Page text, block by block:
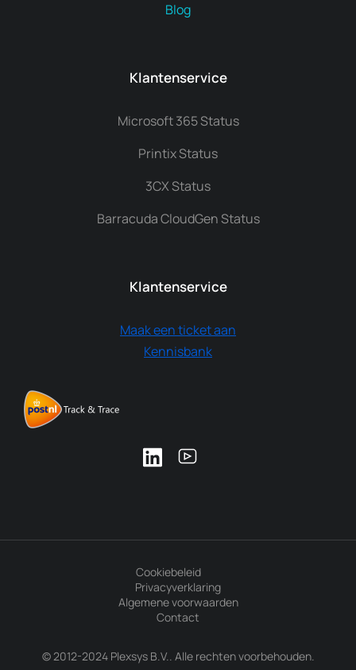
Blog
Klantenservice
Microsoft 365 Status
Printix Status
3CX Status
Barracuda CloudGen Status
Klantenservice
Maak een ticket aan
Kennisbank
© 2012-2024 Plexsys B.V.. Alle rechten voorbehouden.
Cookiebeleid
Privacyverklaring
Algemene voorwaarden
Contact